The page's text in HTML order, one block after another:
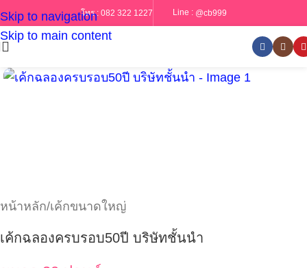
Skip to navigation
Skip to main content
โทร : 082 322 1227 Line : @cb999
หน้าหลัก/เค้กขนาดใหญ่
เค้กฉลองครบรอบ50ปี บริษัทชั้นนำ